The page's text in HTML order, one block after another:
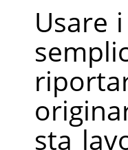
Usare
sta